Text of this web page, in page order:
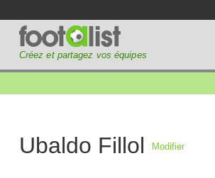
Créez et partagez vos équipes
Ubaldo Fillol Modifier